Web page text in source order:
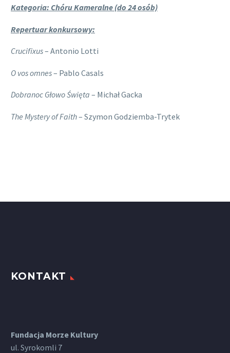
Kategoria: Chóru Kameralne (do 24 osób)
Repertuar konkursowy:
Crucifixus– Antonio Lotti
O vos omnes– Pablo Casals
Dobranoc Głowo Święta – Michał Gacka
The Mystery of Faith– Szymon Godziemba-Trytek
KONTAKT
Fundacja Morze Kultury
ul. Syrokomli 7